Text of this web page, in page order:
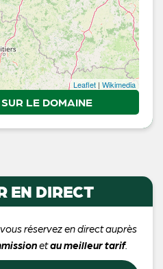
Leaflet | Wikimedia
LE DOMAINE
EN DIRECT
réservez en direct auprès
etau meilleur tarif.